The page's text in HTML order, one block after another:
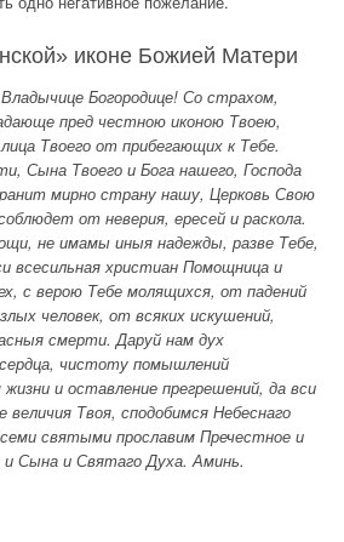
иконе Божией Матери
Богородице! Со страхом,
пред честною иконою Твоею,
Твоего от прибегающих к Тебе.
Сына Твоего и Бога нашего, Господа
мирно страну нашу, Церковь Свою
от неверия, ересей и раскола.
не имамы иныя надежды, разве Тебе,
всесильная христиан Помощница и
с верою Тебе молящихся, от падений
человек, от всяких искушений,
смерти. Даруй нам дух
чистоту помышлений
жизни и оставление прегрешений, да вси
величия Твоя, сподобимся Небеснаго
святыми прославим Пречестное и
Сына и Святаго Духа. Аминь.